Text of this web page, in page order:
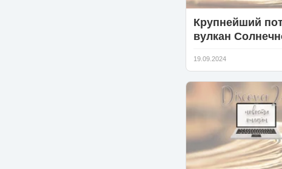
Крупнейший
вулкан
пробудиться
19.09.2024